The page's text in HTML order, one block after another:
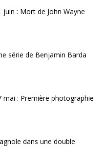
juin : Mort de John Wayne
série de Benjamin Barda
mai : Première photographie
dans une double